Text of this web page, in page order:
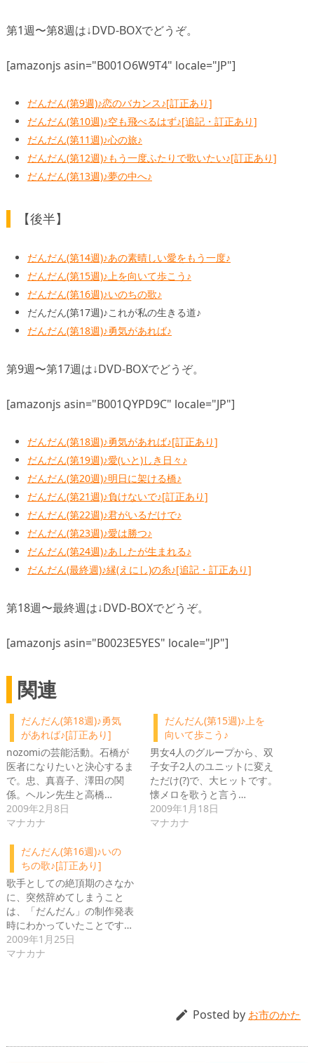
第1週〜第8週は↓DVD-BOXでどうぞ。
[amazonjs asin="B001O6W9T4" locale="JP"]
だんだん(第9週)♪恋のバカンス♪[訂正あり]
だんだん(第10週)♪空も飛べるはず♪[追記・訂正あり]
だんだん(第11週)♪心の旅♪
だんだん(第12週)♪もう一度ふたりで歌いたい♪[訂正あり]
だんだん(第13週)♪夢の中へ♪
【後半】
だんだん(第14週)♪あの素晴しい愛をもう一度♪
だんだん(第15週)♪上を向いて歩こう♪
だんだん(第16週)♪いのちの歌♪
だんだん(第17週)♪これが私の生きる道♪
だんだん(第18週)♪勇気があれば♪
第9週〜第17週は↓DVD-BOXでどうぞ。
[amazonjs asin="B001QYPD9C" locale="JP"]
だんだん(第18週)♪勇気があれば♪[訂正あり]
だんだん(第19週)♪愛(いと)しき日々♪
だんだん(第20週)♪明日に架ける橋♪
だんだん(第21週)♪負けないで♪[訂正あり]
だんだん(第22週)♪君がいるだけで♪
だんだん(第23週)♪愛は勝つ♪
だんだん(第24週)♪あしたが生まれる♪
だんだん(最終週)♪縁(えにし)の糸♪[追記・訂正あり]
第18週〜最終週は↓DVD-BOXでどうぞ。
[amazonjs asin="B0023E5YES" locale="JP"]
関連
だんだん(第18週)♪勇気
があれば♪[訂正あり]
nozomiの芸能活動。石橋が
医者になりたいと決心するま
で。忠、真喜子、澤田の関
係。ヘルン先生と高橋…
2009年2月8日
マナカナ
だんだん(第15週)♪上を
向いて歩こう♪
男女4人のグループから、双
子女子2人のユニットに変え
ただけ(?)で、大ヒットです。
懐メロを歌うと言う…
2009年1月18日
マナカナ
だんだん(第16週)♪いの
ちの歌♪[訂正あり]
歌手としての絶頂期のさなか
に、突然辞めてしまうこと
は、「だんだん」の制作発表
時にわかっていたことです…
2009年1月25日
マナカナ
 Posted by お市のかた